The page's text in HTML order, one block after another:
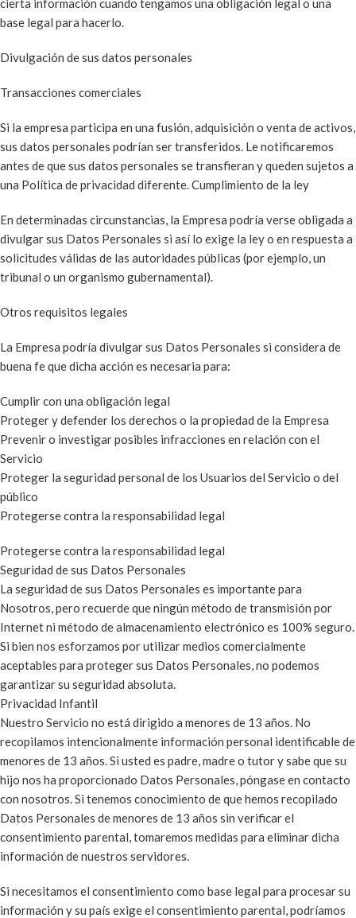
cierta información cuando tengamos una obligación legal o una
base legal para hacerlo.
Divulgación de sus datos personales
Transacciones comerciales
Si la empresa participa en una fusión, adquisición o venta de activos,
sus datos personales podrían ser transferidos. Le notificaremos
antes de que sus datos personales se transfieran y queden sujetos a
una Política de privacidad diferente. Cumplimiento de la ley
En determinadas circunstancias, la Empresa podría verse obligada a
divulgar sus Datos Personales si así lo exige la ley o en respuesta a
solicitudes válidas de las autoridades públicas (por ejemplo, un
tribunal o un organismo gubernamental).
Otros requisitos legales
La Empresa podría divulgar sus Datos Personales si considera de
buena fe que dicha acción es necesaria para:
Cumplir con una obligación legal
Proteger y defender los derechos o la propiedad de la Empresa
Prevenir o investigar posibles infracciones en relación con el
Servicio
Proteger la seguridad personal de los Usuarios del Servicio o del
público
Protegerse contra la responsabilidad legal
Protegerse contra la responsabilidad legal
Seguridad de sus Datos Personales
La seguridad de sus Datos Personales es importante para
Nosotros, pero recuerde que ningún método de transmisión por
Internet ni método de almacenamiento electrónico es 100% seguro.
Si bien nos esforzamos por utilizar medios comercialmente
aceptables para proteger sus Datos Personales, no podemos
garantizar su seguridad absoluta.
Privacidad Infantil
Nuestro Servicio no está dirigido a menores de 13 años. No
recopilamos intencionalmente información personal identificable de
menores de 13 años. Si usted es padre, madre o tutor y sabe que su
hijo nos ha proporcionado Datos Personales, póngase en contacto
con nosotros. Si tenemos conocimiento de que hemos recopilado
Datos Personales de menores de 13 años sin verificar el
consentimiento parental, tomaremos medidas para eliminar dicha
información de nuestros servidores.
Si necesitamos el consentimiento como base legal para procesar su
información y su país exige el consentimiento parental, podríamos